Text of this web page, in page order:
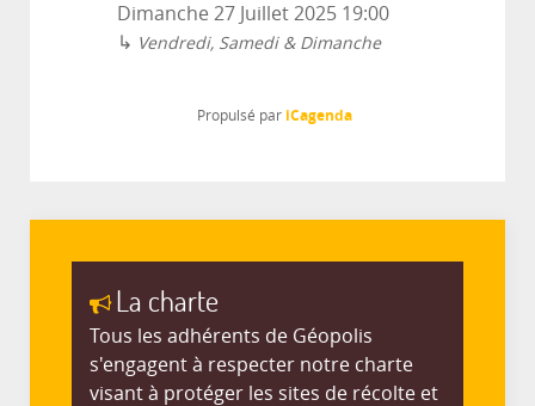
Dimanche 27 Juillet 2025 19:00
↳ Vendredi, Samedi & Dimanche
Propulsé par iCagenda
La charte
Tous les adhérents de Géopolis
s'engagent à respecter notre charte
visant à protéger les sites de récolte et